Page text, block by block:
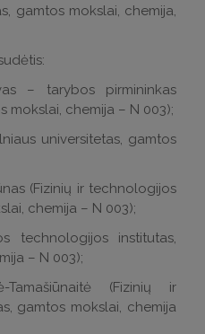
gamtos mokslai, chemija,
– tarybos pirmininkas
mokslai, chemija – N 003);
universitetas, gamtos
(Fizinių ir technologijos
chemija – N 003);
technologijos institutas,
– N 003);
Tamašiūnaitė (Fizinių ir
gamtos mokslai, chemija